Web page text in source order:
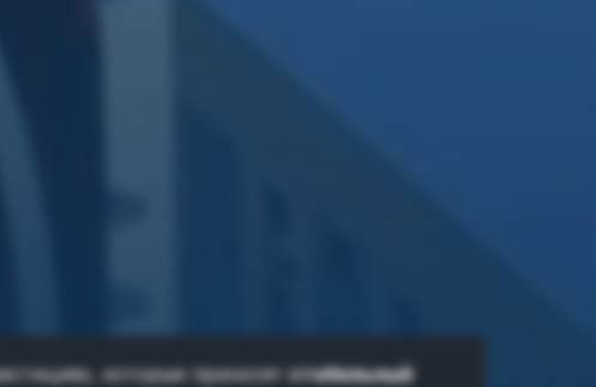
которые приносятстабильный